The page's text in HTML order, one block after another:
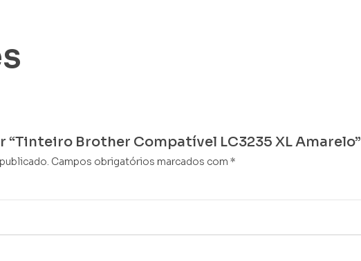
“Tinteiro Brother Compatível LC3235 XL Amarelo”
Campos obrigatórios marcados com *